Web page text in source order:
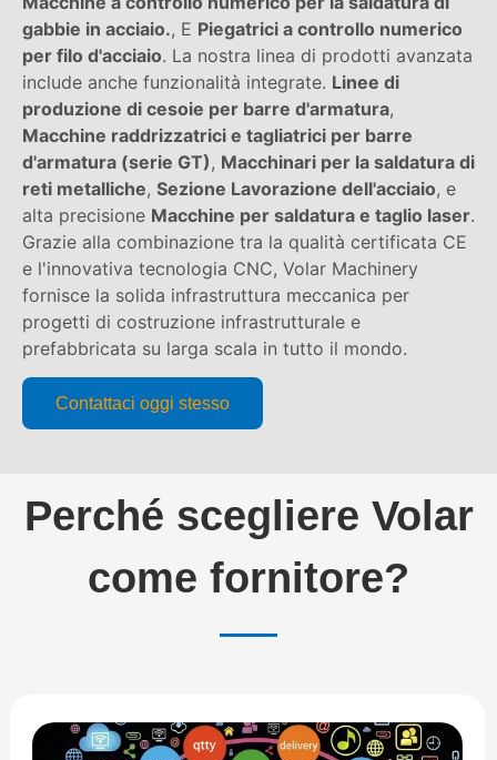
gabbie in acciaio., E Piegatrici a controllo numerico
per filo d'acciaio. La nostra linea di prodotti avanzata
include anche funzionalità integrate. Linee di
produzione di cesoie per barre d'armatura,
Macchine raddrizzatrici e tagliatrici per barre
d'armatura (serie GT), Macchinari per la saldatura di
reti metalliche, Sezione Lavorazione dell'acciaio, e
alta precisione Macchine per saldatura e taglio laser.
Grazie alla combinazione tra la qualità certificata CE
e l'innovativa tecnologia CNC, Volar Machinery
fornisce la solida infrastruttura meccanica per
progetti di costruzione infrastrutturale e
prefabbricata su larga scala in tutto il mondo.
Contattaci oggi stesso
Perché scegliere Volar
come fornitore?